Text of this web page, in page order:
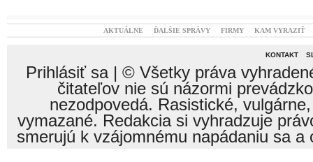
AKTUÁLNE ĎALŠIE SPRÁVY FIRMY KAM VYRAZIŤ
KONTAKT
Prihlásiť sa| © Všetky práva
čitateľov nie sú názormi
nezodpovedá. Rasistické,
vymazané. Redakcia si vyhradzuje
smerujú k vzájomnému napádaniu sa